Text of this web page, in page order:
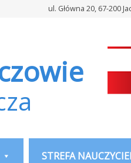
ul. Główna 20, 67-200
STREFA